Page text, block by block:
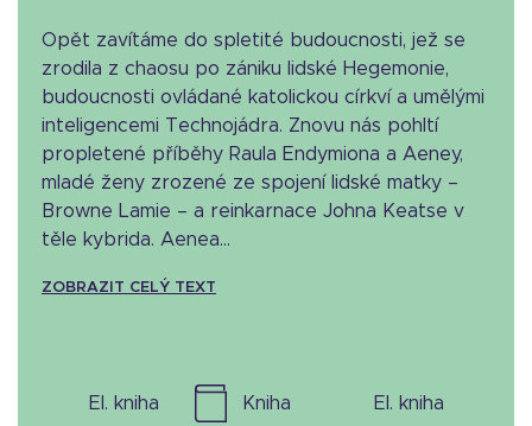
Opět zavítáme do spletité budoucnosti, jež se
zrodila z chaosu po zániku lidské Hegemonie,
budoucnosti ovládané katolickou církví a umělými
inteligencemi Technojádra. Znovu nás pohltí
propletené příběhy Raula Endymiona a Aeney,
mladé ženy zrozené ze spojení lidské matky –
Browne Lamie – a reinkarnace Johna Keatse v
těle kybrida. Aenea...
ZOBRAZIT CELÝ TEXT
el. kniha kniha el. kniha